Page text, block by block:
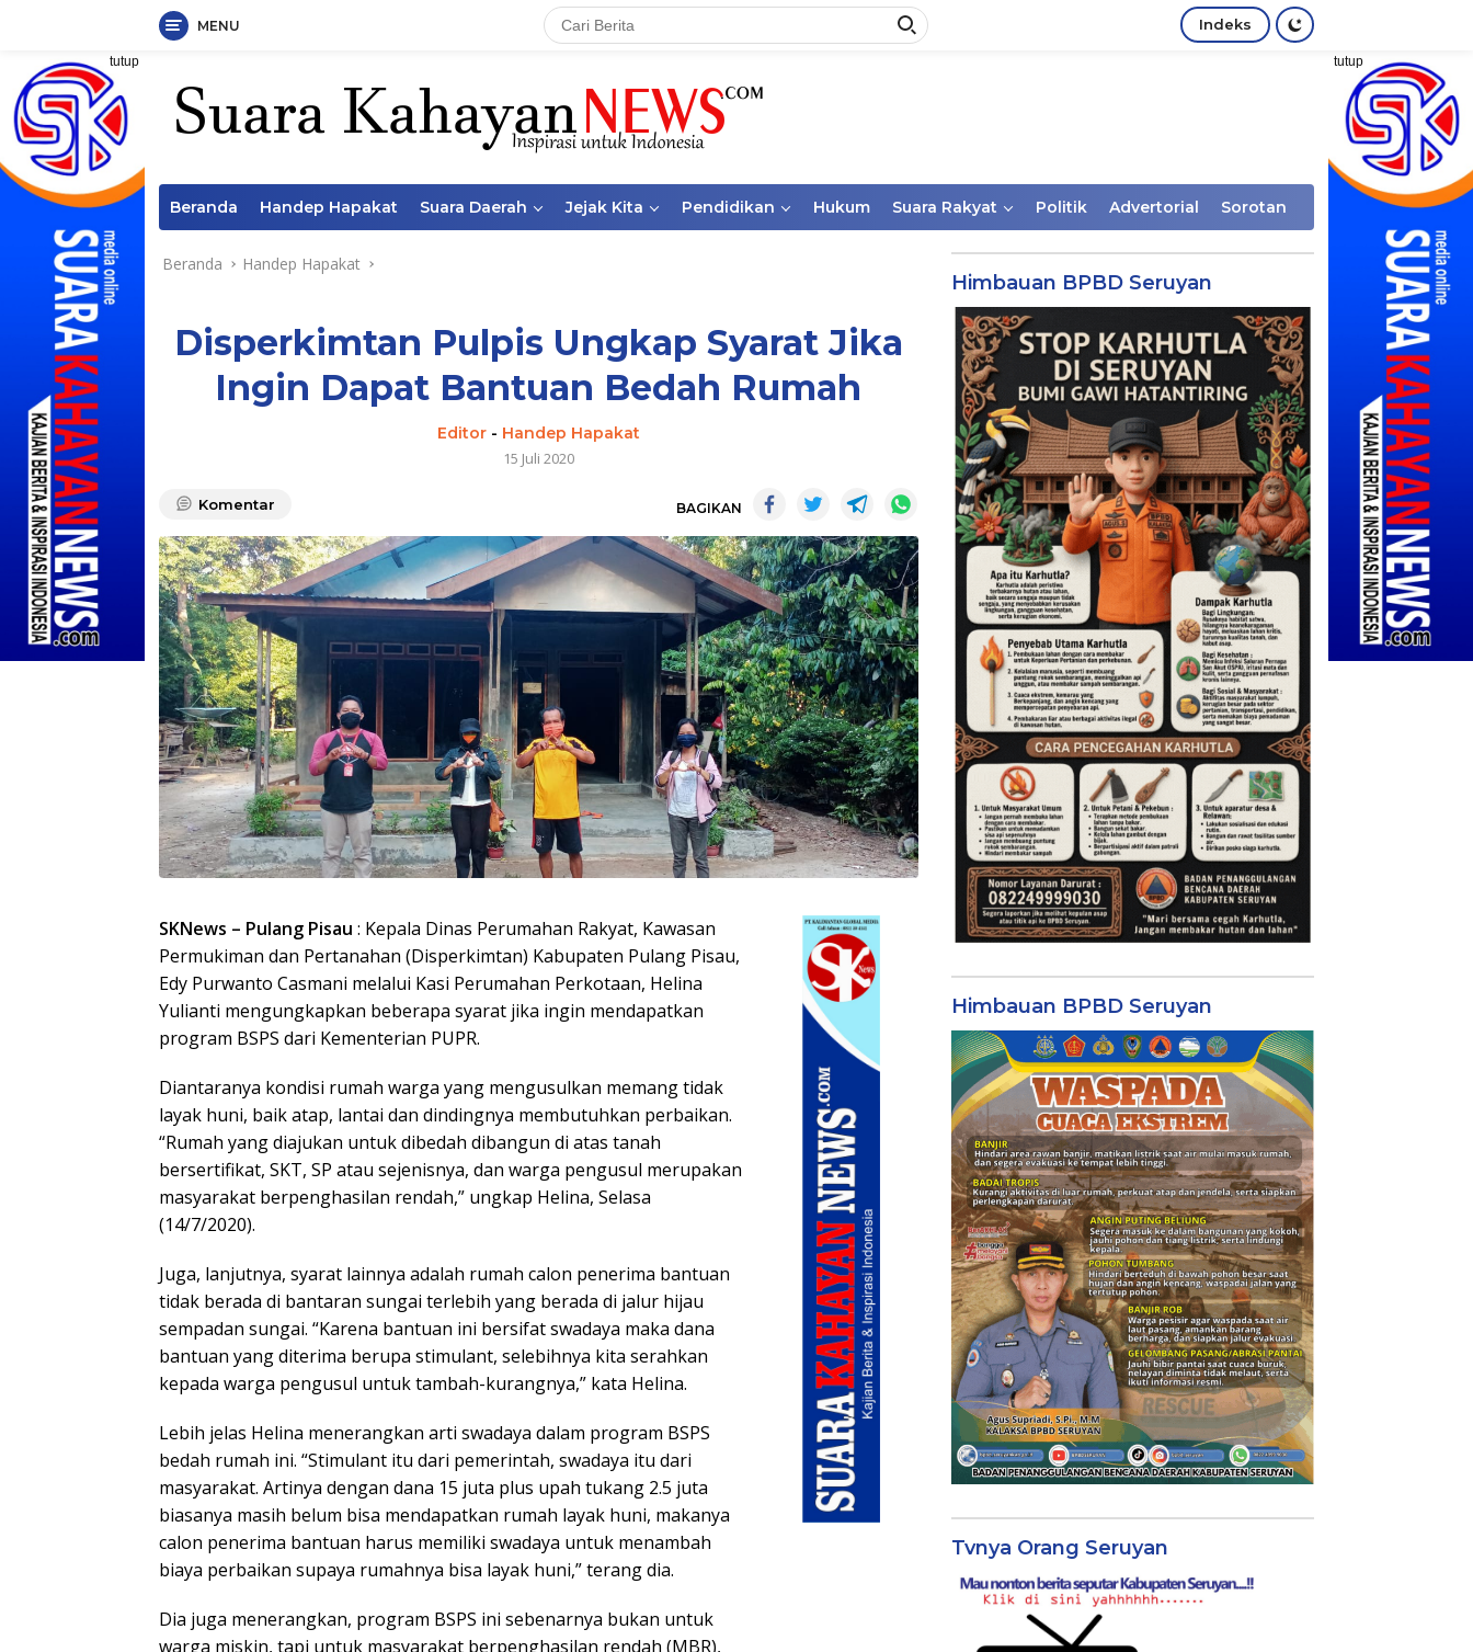
Langsung
konten
MENU Indeks
tutup tutup
Beranda Handep Hapakat Suara Daerah Jejak Kita Pendidikan Hukum Suara Rakyat Politik Advertorial Sorotan
Beranda Handep Hapakat
Disperkimtan Pulpis Ungkap Syarat Jika
Ingin Dapat Bantuan Bedah Rumah
Editor- Handep Hapakat
15 Juli 2020
Komentar BAGIKAN
SKNews – Pulang Pisau : Kepala Dinas Perumahan Rakyat, Kawasan
Permukiman dan Pertanahan (Disperkimtan) Kabupaten Pulang Pisau,
Edy Purwanto Casmani melalui Kasi Perumahan Perkotaan, Helina
Yulianti mengungkapkan beberapa syarat jika ingin mendapatkan
program BSPS dari Kementerian PUPR.
Diantaranya kondisi rumah warga yang mengusulkan memang tidak
layak huni, baik atap, lantai dan dindingnya membutuhkan perbaikan.
“Rumah yang diajukan untuk dibedah dibangun di atas tanah
bersertifikat, SKT, SP atau sejenisnya, dan warga pengusul merupakan
masyarakat berpenghasilan rendah,” ungkap Helina, Selasa
(14/7/2020).
Juga, lanjutnya, syarat lainnya adalah rumah calon penerima bantuan
tidak berada di bantaran sungai terlebih yang berada di jalur hijau
sempadan sungai. “Karena bantuan ini bersifat swadaya maka dana
bantuan yang diterima berupa stimulant, selebihnya kita serahkan
kepada warga pengusul untuk tambah-kurangnya,” kata Helina.
Lebih jelas Helina menerangkan arti swadaya dalam program BSPS
bedah rumah ini. “Stimulant itu dari pemerintah, swadaya itu dari
masyarakat. Artinya dengan dana 15 juta plus upah tukang 2.5 juta
biasanya masih belum bisa mendapatkan rumah layak huni, makanya
calon penerima bantuan harus memiliki swadaya untuk menambah
biaya perbaikan supaya rumahnya bisa layak huni,” terang dia.
Dia juga menerangkan, program BSPS ini sebenarnya bukan untuk
warga miskin, tapi untuk masyarakat berpenghasilan rendah (MBR),
Himbauan BPBD Seruyan
Himbauan BPBD Seruyan
Tvnya Orang Seruyan